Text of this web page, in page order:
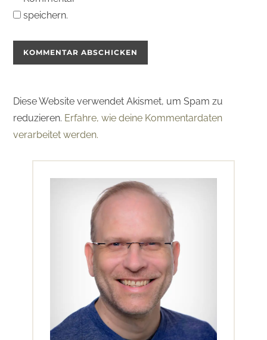
speichern.
Diese Website verwendet Akismet, um Spam zu
reduzieren. Erfahre, wie deine Kommentardaten
verarbeitet werden.